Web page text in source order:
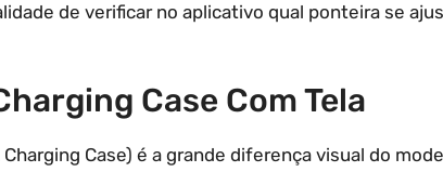
de verificar no aplicativo qual ponteira se
Case Com Tela
Case) é a grande diferença visual do